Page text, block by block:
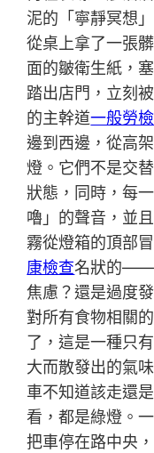
泥的「寧靜冥想
從桌上拿了一張
面的皺衛生紙，
踏出店門，立刻
的主幹道一般勞檢
邊到西邊，從高
燈。它們不是交
狀態，同時，每
嚕」的聲音，並
霧從燈箱的頂部
康檢查名狀的——
焦慮？還是過度
對所有食物相關
了，這是一種只
大而散發出的氣
車不知道該走還
看，都是綠燈。
把車停在路中央